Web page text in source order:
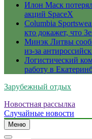
Илон Маск потерял
акций SpaceX
Columbia
кто докажет, что
Минэк Литвы
из-за
Логистический
работу в
Зарубежный отдых
Новостная рассылка
Случайные новости
Меню